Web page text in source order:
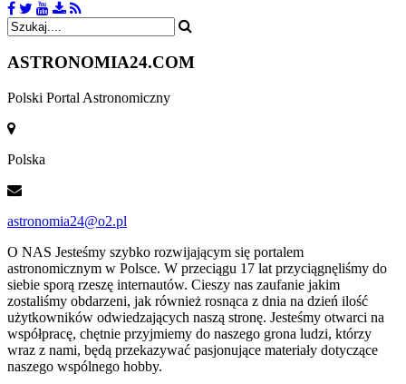
ASTRONOMIA24.COM
Polski Portal Astronomiczny
Polska
astronomia24@o2.pl
O NAS Jesteśmy szybko rozwijającym się portalem
astronomicznym w Polsce. W przeciągu 17 lat przyciągnęliśmy do
siebie sporą rzeszę internautów. Cieszy nas zaufanie jakim
zostaliśmy obdarzeni, jak również rosnąca z dnia na dzień ilość
użytkowników odwiedzających naszą stronę. Jesteśmy otwarci na
współpracę, chętnie przyjmiemy do naszego grona ludzi, którzy
wraz z nami, będą przekazywać pasjonujące materiały dotyczące
naszego wspólnego hobby.